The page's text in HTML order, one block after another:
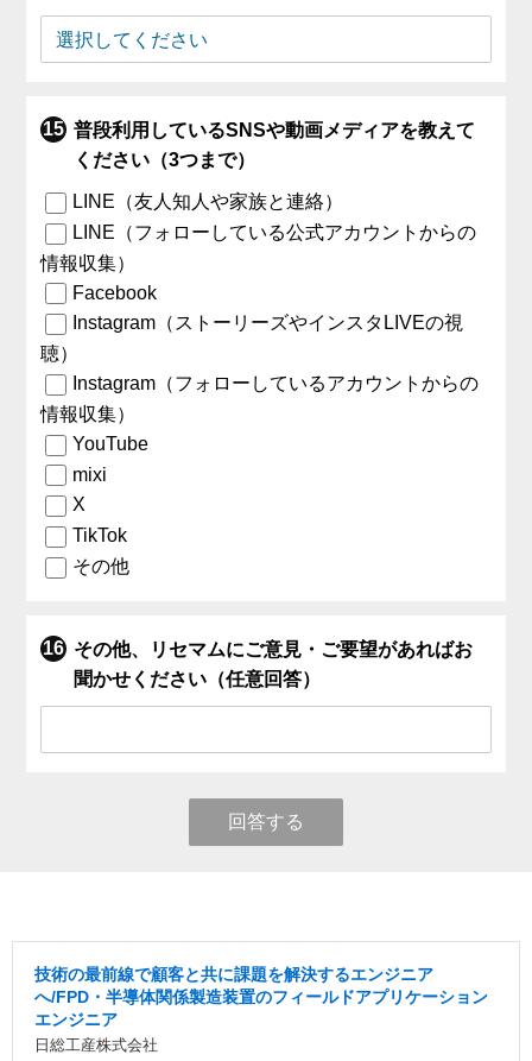
普段利用しているSNSや動画メディアを教えて
ください（3つまで）
LINE（友人知人や家族と連絡）
LINE（フォローしている公式アカウントからの
情報収集）
Facebook
Instagram（ストーリーズやインスタLIVEの視
聴）
Instagram（フォローしているアカウントからの
情報収集）
YouTube
mixi
X
TikTok
その他
その他、リセマムにご意見・ご要望があればお
聞かせください（任意回答）
回答する
技術の最前線で顧客と共に課題を解決するエンジニア
へ/FPD・半導体関係製造装置のフィールドアプリケーション
エンジニア
日総工産株式会社